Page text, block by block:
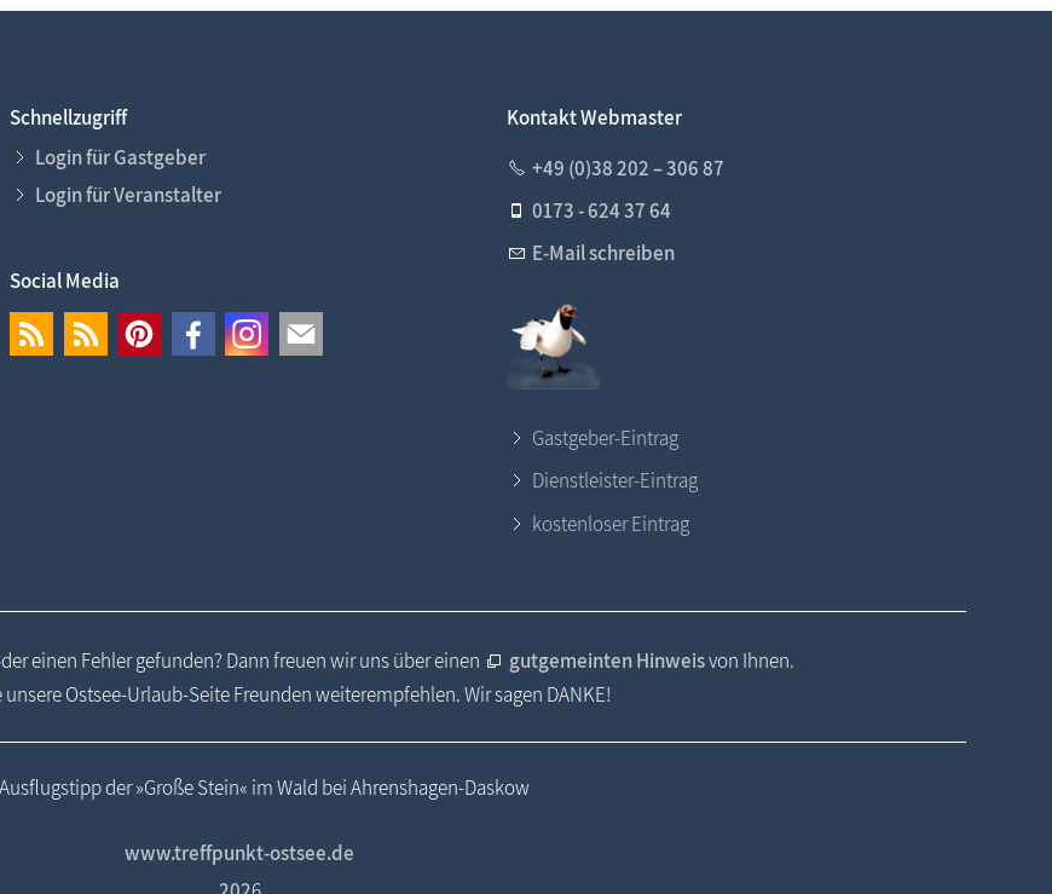
Schnellzugriff
Login für Gastgeber
Login für Veranstalter
Social Media
Kontakt Webmaster
+49 (0)38 202 – 306 87
0173 - 624 37 64
E-Mail schreiben
Gastgeber-Eintrag
Dienstleister-Eintrag
kostenloser Eintrag
einen Fehler gefunden? Dann freuen wir uns über einen gutgemeinten Hinweisvon Ihnen.
unsere Ostsee-Urlaub-Seite Freunden weiterempfehlen. Wir sagen DANKE!
der »Große Stein« im Wald bei Ahrenshagen-Daskow
www.treffpunkt-ostsee.de